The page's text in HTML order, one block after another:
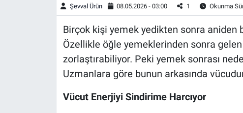
Şevval Ürün 08.05.2026 - 03:00 1 Okunma
Birçok kişi yemek yedikten sonra aniden
Özellikle öğle yemeklerinden sonra
zorlaştırabiliyor. Peki yemek sonrası
Uzmanlara göre bunun arkasında
Vücut Enerjiyi Sindirime Harcıyor